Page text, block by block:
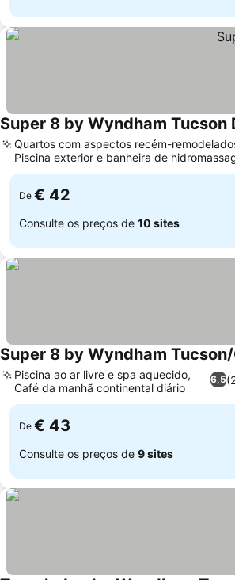
Super 8 by Wyndham
Quartos com aspectos recém-
Piscina exterior e banheira de
De € 42
Consulte os preços de 10 sites
Super 8 by Wyndham
6,5
Piscina ao ar livre e spa aquecido,
Café da manhã continental diário
De € 43
Consulte os preços de 9 sites